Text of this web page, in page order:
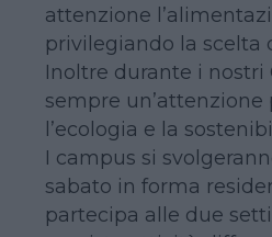
attenzione
privilegiando la scelta
Inoltre durante i
sempre un’attenzione
l’ecologia e la
I campus si
sabato in forma
partecipa alle due